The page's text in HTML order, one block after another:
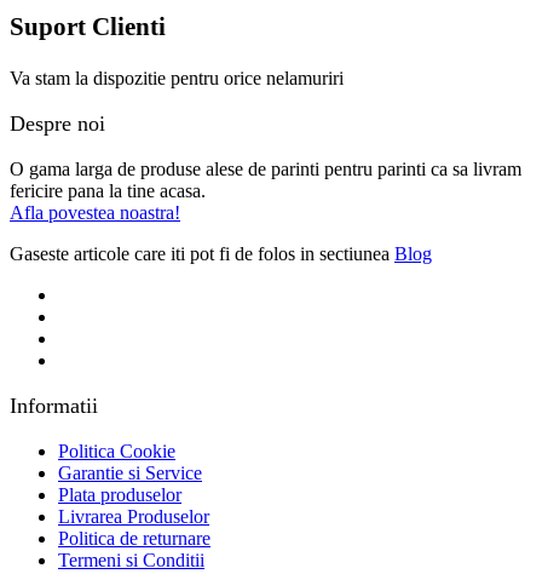
Suport Clienti
Va stam la dispozitie pentru orice nelamuriri
Despre noi
O gama larga de produse alese de parinti pentru parinti ca sa livram
fericire pana la tine acasa.
Afla povestea noastra!
Gaseste articole care iti pot fi de folos in sectiunea Blog
Informatii
Politica Cookie
Garantie si Service
Plata produselor
Livrarea Produselor
Politica de returnare
Termeni si Conditii